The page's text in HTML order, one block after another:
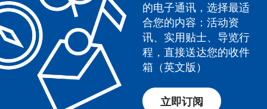
的电子通讯，选择最适
合您的内容：活动资
讯、实用贴士、导览行
程，直接送达您的收件
箱（英文版）
立即订阅